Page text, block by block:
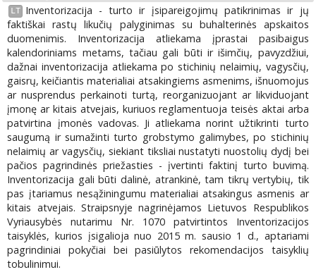
LT
Inventorizacija - turto ir įsipareigojimų patikrinimas ir jų
faktiškai rastų likučių palyginimas su buhalterinės apskaitos
duomenimis. Inventorizacija atliekama įprastai pasibaigus
kalendoriniams metams, tačiau gali būti ir išimčių, pavyzdžiui,
dažnai inventorizacija atliekama po stichinių nelaimių, vagysčių,
gaisrų, keičiantis materialiai atsakingiems asmenims, išnuomojus
ar nusprendus perkainoti turtą, reorganizuojant ar likviduojant
įmonę ar kitais atvejais, kuriuos reglamentuoja teisės aktai arba
patvirtina įmonės vadovas. Ji atliekama norint užtikrinti turto
saugumą ir sumažinti turto grobstymo galimybes, po stichinių
nelaimių ar vagysčių, siekiant tiksliai nustatyti nuostolių dydį bei
pačios pagrindinės priežasties - įvertinti faktinį turto buvimą.
Inventorizacija gali būti dalinė, atrankinė, tam tikrų vertybių, tik
pas įtariamus nesąžiningumu materialiai atsakingus asmenis ar
kitais atvejais. Straipsnyje nagrinėjamos Lietuvos Respublikos
Vyriausybės nutarimu Nr. 1070 patvirtintos Inventorizacijos
taisyklės, kurios įsigalioja nuo 2015 m. sausio 1 d., aptariami
pagrindiniai pokyčiai bei pasiūlytos rekomendacijos taisyklių
tobulinimui.